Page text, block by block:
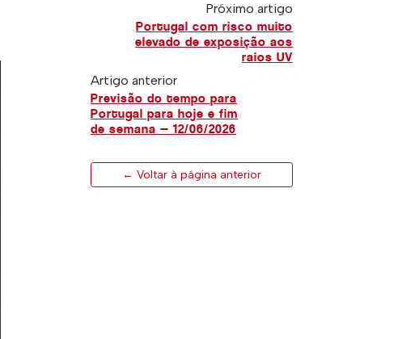
Próximo artigo
Portugal com risco muito
elevado de exposição aos
raios UV
Artigo anterior
Previsão do tempo para
Portugal para hoje e fim
de semana — 12/06/2026
← Voltar à página anterior